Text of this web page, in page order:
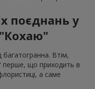
поєднань у
"Кохаю"
Втім,
перше, що приходить в
а саме